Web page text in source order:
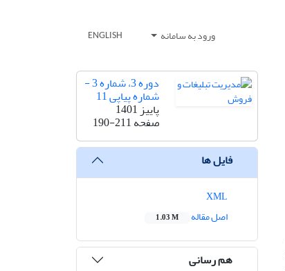
ورود به سامانه ENGLISH
دوره 3، شماره 3 -
شماره پیاپی 11
پاییز 1401
صفحه190-211
فایل ها
اصل مقاله
1.03 M
هم رسانی